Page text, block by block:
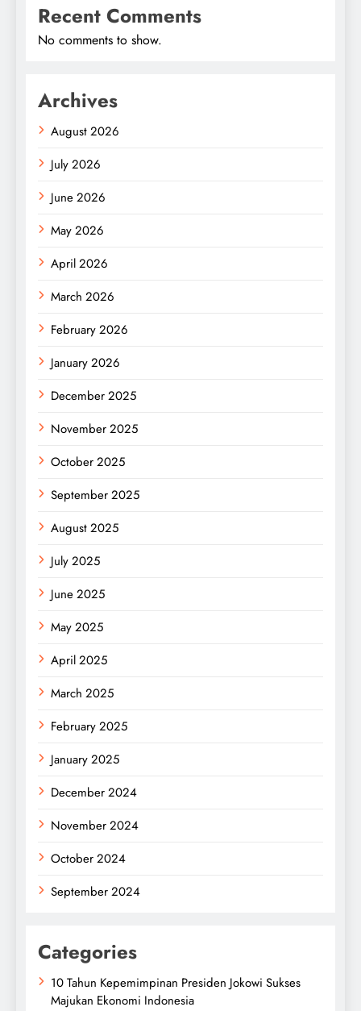
Recent Comments
No comments to show.
Archives
August 2026
July 2026
June 2026
May 2026
April 2026
March 2026
February 2026
January 2026
December 2025
November 2025
October 2025
September 2025
August 2025
July 2025
June 2025
May 2025
April 2025
March 2025
February 2025
January 2025
December 2024
November 2024
October 2024
September 2024
Categories
10 Tahun Kepemimpinan Presiden Jokowi Sukses
Majukan Ekonomi Indonesia